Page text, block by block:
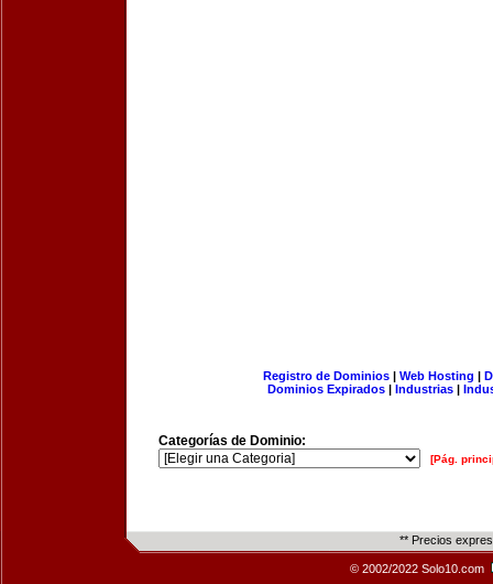
Registro de Dominios| Web Hosting |
Dominios Expirados | Industrias |
Categorías de Dominio:
[Pág.
** Precios
© 2002/2022 Solo10.com